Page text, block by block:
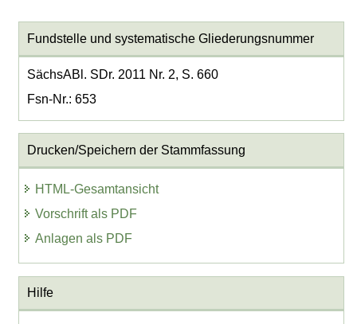
Fundstelle und systematische Gliederungsnummer
SächsABl. SDr. 2011 Nr. 2, S. 660
Fsn-Nr.: 653
Drucken/Speichern der Stammfassung
HTML-Gesamtansicht
Vorschrift als PDF
Anlagen als PDF
Hilfe